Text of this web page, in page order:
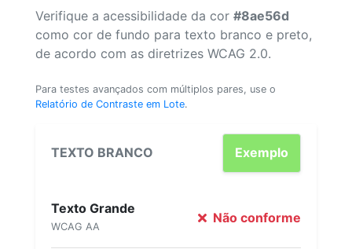
Verifique a acessibilidade da cor #8ae56d
como cor de fundo para texto branco e preto,
de acordo com as diretrizes WCAG 2.0.
Para testes avançados com múltiplos pares, use o
Relatório de Contraste em Lote.
TEXTO BRANCO Exemplo
Texto Grande
WCAG AA
Não conforme